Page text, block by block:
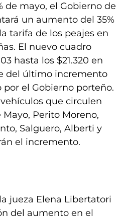
de mayo, el Gobierno de
un aumento del 35%
tarifa de los peajes en
El nuevo cuadro
hasta los $21.320 en
del último incremento
por el Gobierno porteño.
que circulen
Perito Moreno,
Salguero, Alberti y
el incremento.
jueza Elena Libertatori
del aumento en el